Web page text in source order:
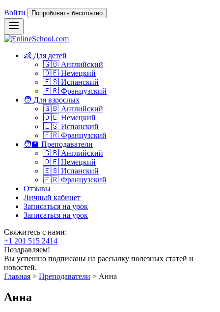
Войти Попробовать бесплатно
👶 Для детей
🇬🇧 Английский
🇩🇪 Немецкий
🇪🇸 Испанский
🇫🇷 Французский
🧑 Для взрослых
🇬🇧 Английский
🇩🇪 Немецкий
🇪🇸 Испанский
🇫🇷 Французский
🧑‍🏫 Преподаватели
🇬🇧 Английский
🇩🇪 Немецкий
🇪🇸 Испанский
🇫🇷 Французский
Отзывы
Личный кабинет
Записаться на урок
Записаться на урок
Свяжитесь с нами:
+1 201 515 2414
Поздравляем!
Вы успешно подписаны на рассылку полезных статей и
новостей.
Главная > Преподаватели > Анна
Анна